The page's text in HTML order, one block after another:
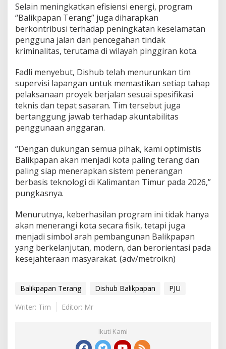
Selain meningkatkan efisiensi energi, program
“Balikpapan Terang” juga diharapkan
berkontribusi terhadap peningkatan keselamatan
pengguna jalan dan pencegahan tindak
kriminalitas, terutama di wilayah pinggiran kota.
Fadli menyebut, Dishub telah menurunkan tim
supervisi lapangan untuk memastikan setiap tahap
pelaksanaan proyek berjalan sesuai spesifikasi
teknis dan tepat sasaran. Tim tersebut juga
bertanggung jawab terhadap akuntabilitas
penggunaan anggaran.
“Dengan dukungan semua pihak, kami optimistis
Balikpapan akan menjadi kota paling terang dan
paling siap menerapkan sistem penerangan
berbasis teknologi di Kalimantan Timur pada 2026,”
pungkasnya.
Menurutnya, keberhasilan program ini tidak hanya
akan menerangi kota secara fisik, tetapi juga
menjadi simbol arah pembangunan Balikpapan
yang berkelanjutan, modern, dan berorientasi pada
kesejahteraan masyarakat. (adv/metroikn)
Balikpapan Terang Dishub Balikpapan
PJU
Writer: Tim
Editor: Mr
Ikuti Kami